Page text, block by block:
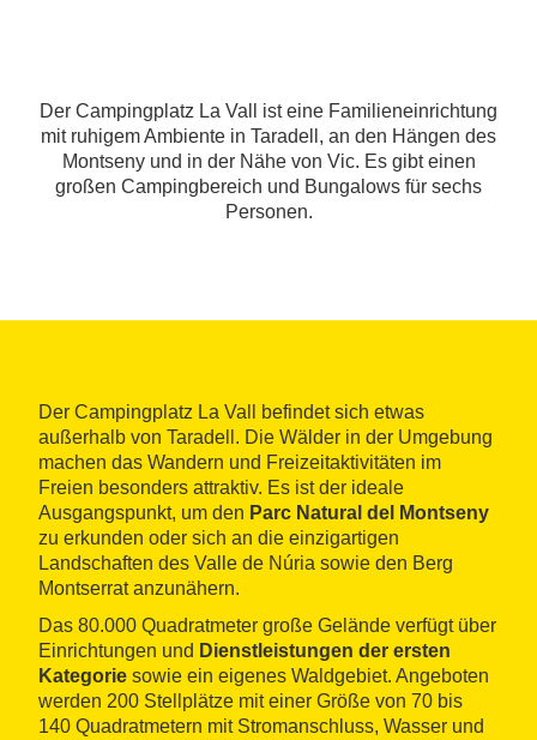
Der Campingplatz La Vall ist eine Familieneinrichtung
mit ruhigem Ambiente in Taradell, an den Hängen des
Montseny und in der Nähe von Vic. Es gibt einen
großen Campingbereich und Bungalows für sechs
Personen.
Der Campingplatz La Vall befindet sich etwas
außerhalb von Taradell. Die Wälder in der Umgebung
machen das Wandern und Freizeitaktivitäten im
Freien besonders attraktiv. Es ist der ideale
Ausgangspunkt, um den Parc Natural del Montseny
zu erkunden oder sich an die einzigartigen
Landschaften des Valle de Núria sowie den Berg
Montserrat anzunähern.
Das 80.000 Quadratmeter große Gelände verfügt über
Einrichtungen und Dienstleistungen der ersten
Kategorie sowie ein eigenes Waldgebiet. Angeboten
werden 200 Stellplätze mit einer Größe von 70 bis
140 Quadratmetern mit Stromanschluss, Wasser und